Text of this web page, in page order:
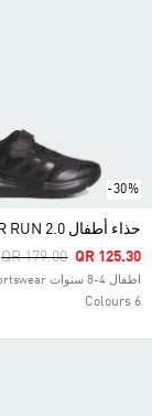
-30%
حذاء أطفال TENSAUR RUN 2.0
Price Reduced From
QR 179.00ToQR 125.30
اطفال 4-8 سنوات Sportswear
6 Colours